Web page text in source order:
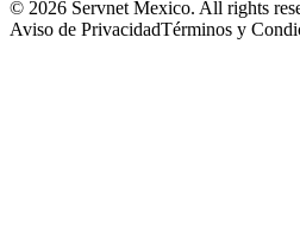
© 2026 Servnet Mexico. All rights
Aviso de PrivacidadTérminos y